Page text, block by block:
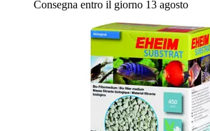
Consegna entro il giorno 13 agosto